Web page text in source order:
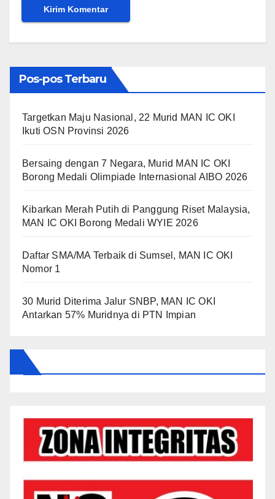
Pos-pos Terbaru
Targetkan Maju Nasional, 22 Murid MAN IC OKI
Ikuti OSN Provinsi 2026
Bersaing dengan 7 Negara, Murid MAN IC OKI
Borong Medali Olimpiade Internasional AIBO 2026
Kibarkan Merah Putih di Panggung Riset Malaysia,
MAN IC OKI Borong Medali WYIE 2026
Daftar SMA/MA Terbaik di Sumsel, MAN IC OKI
Nomor 1
30 Murid Diterima Jalur SNBP, MAN IC OKI
Antarkan 57% Muridnya di PTN Impian